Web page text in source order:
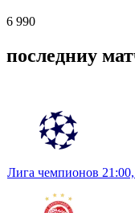
6 990
последниу
Лига чемпионов 21:00,